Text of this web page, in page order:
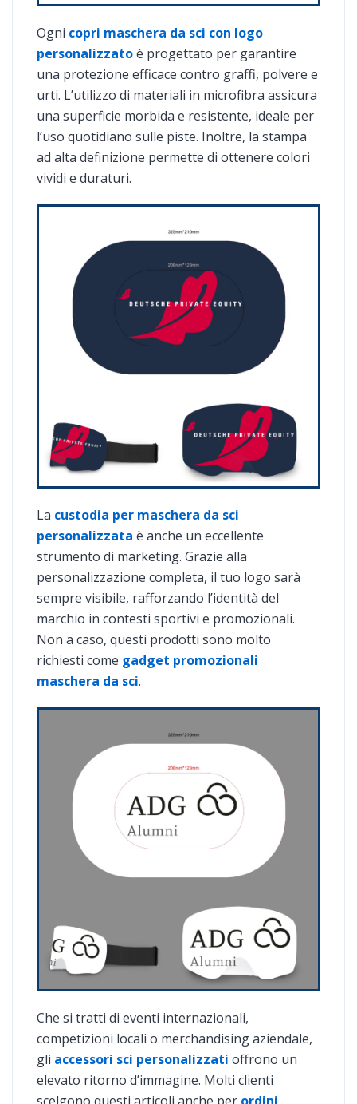
Ogni copri maschera da sci con logo
personalizzatoè progettato per garantire
una protezione efficace contro graffi, polvere e
urti. L’utilizzo di materiali in microfibra assicura
una superficie morbida e resistente, ideale per
l’uso quotidiano sulle piste. Inoltre, la stampa
ad alta definizione permette di ottenere colori
vividi e duraturi.
La custodia per maschera da sci
personalizzata è anche un eccellente
strumento di marketing. Grazie alla
personalizzazione completa, il tuo logo sarà
sempre visibile, rafforzando l’identità del
marchio in contesti sportivi e promozionali.
Non a caso, questi prodotti sono molto
richiesti come gadget promozionali
maschera da sci.
Che si tratti di eventi internazionali,
competizioni locali o merchandising aziendale,
gli accessori sci personalizzati offrono un
elevato ritorno d’immagine. Molti clienti